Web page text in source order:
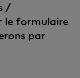
/
le formulaire
par